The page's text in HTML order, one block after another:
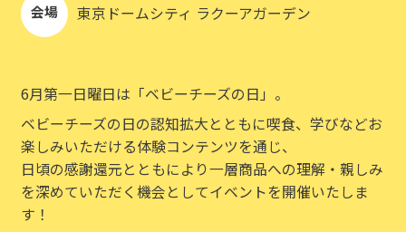
会場 東京ドームシティ ラクーアガーデン
6月第一日曜日は「ベビーチーズの日」。
ベビーチーズの日の認知拡大とともに喫食、学びなどお
楽しみいただける体験コンテンツを通じ、
日頃の感謝還元とともにより一層商品への理解・親しみ
を深めていただく機会としてイベントを開催いたしま
す！